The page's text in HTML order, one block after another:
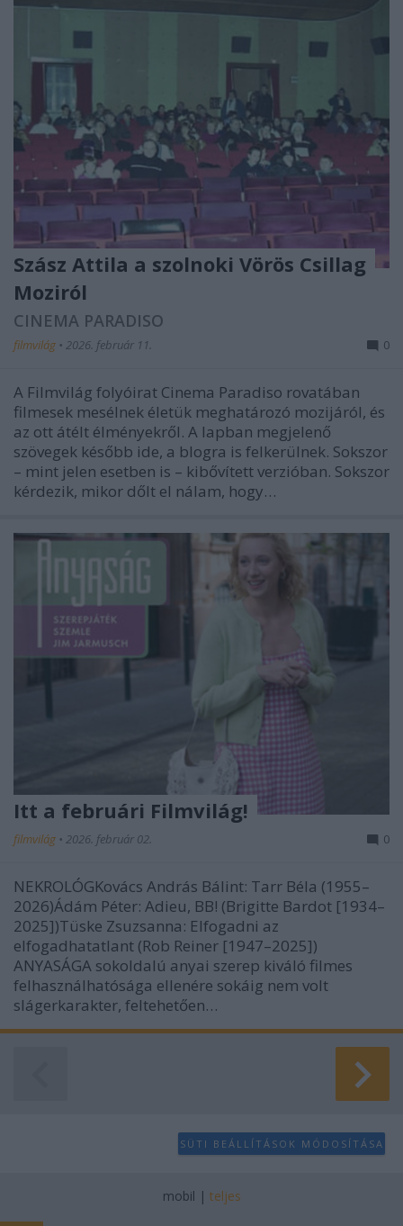
Szász Attila a szolnoki Vörös Csillag
Moziról
CINEMA PARADISO
filmvilág • 2026. február 11. 0
A Filmvilág folyóirat Cinema Paradiso rovatában
filmesek mesélnek életük meghatározó mozijáról, és
az ott átélt élményekről. A lapban megjelenő
szövegek később ide, a blogra is felkerülnek. Sokszor
– mint jelen esetben is – kibővített verzióban. Sokszor
kérdezik, mikor dőlt el nálam, hogy…
Itt a februári Filmvilág!
filmvilág • 2026. február 02. 0
NEKROLÓGKovács András Bálint: Tarr Béla (1955–
2026)Ádám Péter: Adieu, BB! (Brigitte Bardot [1934–
2025])Tüske Zsuzsanna: Elfogadni az
elfogadhatatlant (Rob Reiner [1947–2025])
ANYASÁGA sokoldalú anyai szerep kiváló filmes
felhasználhatósága ellenére sokáig nem volt
slágerkarakter, feltehetően…
SÜTI BEÁLLÍTÁSOK MÓDOSÍTÁSA
mobil | teljes